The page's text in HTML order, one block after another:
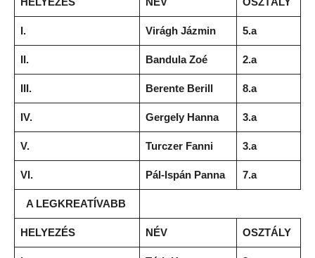
I. Virágh Jázmin 5.a
II. Bandula Zoé 2.a
III. Berente Berill 8.a
IV. Gergely Hanna 3.a
V. Turczer Fanni 3.a
VI. Pál-Ispán Panna 7.a
A LEGKREATÍVABB
HELYEZÉS NÉV OSZTÁLY